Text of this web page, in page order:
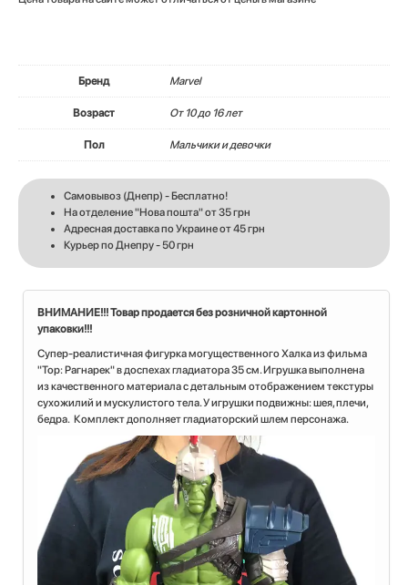
Бренд Marvel
Возраст От 10 до 16 лет
Пол Мальчики и девочки
Самовывоз (Днепр) - Бесплатно!
На отделение "Нова пошта" от 35 грн
Адресная доставка по Украине от 45 грн
Курьер по Днепру - 50 грн
ВНИМАНИЕ!!! Товар продается без розничной картонной
упаковки!!!
Супер-реалистичная фигурка могущественного Халка из фильма
"Тор: Рагнарек" в доспехах гладиатора 35 см. Игрушка выполнена
из качественного материала с детальным отображением текстуры
сухожилий и мускулистого тела. У игрушки подвижны: шея, плечи,
бедра. Комплект дополняет гладиаторский шлем персонажа.